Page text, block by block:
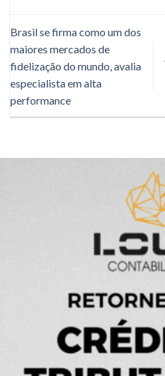
Brasil se firma como um dos
maiores mercados de
fidelização do mundo, avalia
especialista em alta
performance